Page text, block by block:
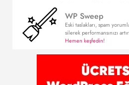
WP Sweep
Eski taslakları, spam
silerek performansınızı
Hemen keşfedin!